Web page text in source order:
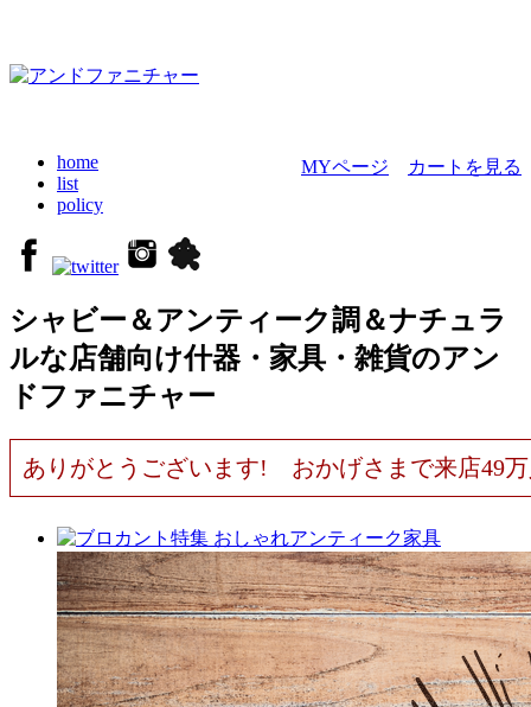
MYページ カートを見る
home
list
policy
シャビー＆アンティーク調＆ナチュラ
ルな店舗向け什器・家具・雑貨のアン
ドファニチャー
ありがとうございます! おかげさまで来店49